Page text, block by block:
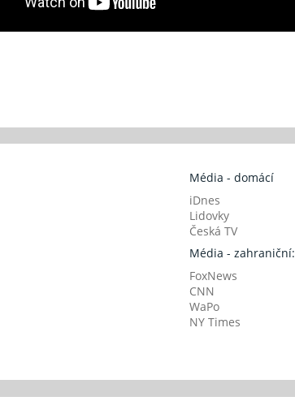
Média - domácí
iDnes
Lidovky
Česká TV
Média - zahraniční:
FoxNews
CNN
WaPo
NY Times